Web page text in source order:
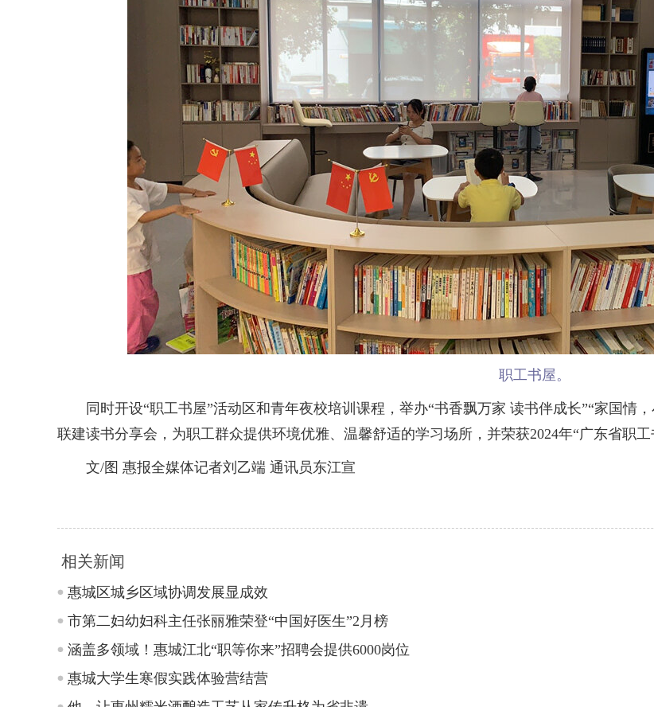
职工书屋。
同时开设“职工书屋”活动区和青年夜校培训课程，举办“书香飘万家 读书伴成长”“家国情
联建读书分享会，为职工群众提供环境优雅、温馨舒适的学习场所，并荣获2024年“广东省职工
文/图 惠报全媒体记者刘乙端 通讯员东江宣
相关新闻
惠城区城乡区域协调发展显成效
市第二妇幼妇科主任张丽雅荣登“中国好医生”2月榜
涵盖多领域！惠城江北“职等你来”招聘会提供6000岗位
惠城大学生寒假实践体验营结营